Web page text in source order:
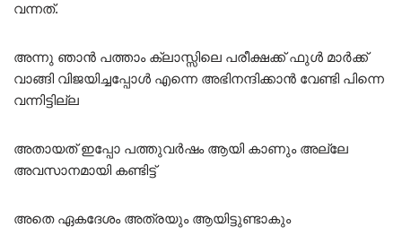
വന്നത്.
അന്നു ഞാൻ പത്താം ക്ലാസ്സിലെ പരീക്ഷക്ക് ഫുൾ മാർക്ക്
വാങ്ങി വിജയിച്ചപ്പോൾ എന്നെ അഭിനന്ദിക്കാൻ വേണ്ടി പിന്നെ
വന്നിട്ടില്ല
അതായത് ഇപ്പോ പത്തുവർഷം ആയി കാണും അല്ലേ
അവസാനമായി കണ്ടിട്ട്
അതെ ഏകദേശം അത്രയും ആയിട്ടുണ്ടാകും